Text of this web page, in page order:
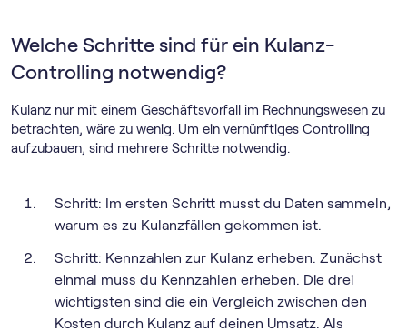
Welche Schritte sind für ein Kulanz-
Controlling notwendig?
Kulanz nur mit einem Geschäftsvorfall im Rechnungswesen zu
betrachten, wäre zu wenig. Um ein vernünftiges Controlling
aufzubauen, sind mehrere Schritte notwendig.
Schritt: Im ersten Schritt musst du Daten sammeln,
warum es zu Kulanzfällen gekommen ist.
Schritt: Kennzahlen zur Kulanz erheben. Zunächst
einmal muss du Kennzahlen erheben. Die drei
wichtigsten sind die ein Vergleich zwischen den
Kosten durch Kulanz auf deinen Umsatz. Als